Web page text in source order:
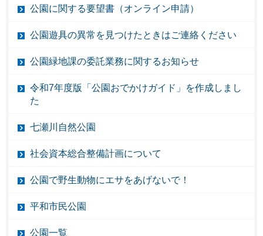
公園に関する要望書（オンライン申請）
公園遊具の異常を見つけたときはご連絡ください
公園緑地課の委託業務に関するお知らせ
令和7年度版「公園おでかけガイド」を作成しまし
た
七瀬川自然公園
社会資本総合整備計画について
公園で野生動物にエサをあげないで！
平和市民公園
公園一覧